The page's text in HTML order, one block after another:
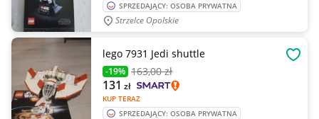
SPRZEDAJĄCY: OSOBA PRYWATNA
Strzelce Opolskie
lego 7931 Jedi shuttle
-19% 163,00 zł
KUP TERAZ
131 zł
SPRZEDAJĄCY: OSOBA PRYWATNA